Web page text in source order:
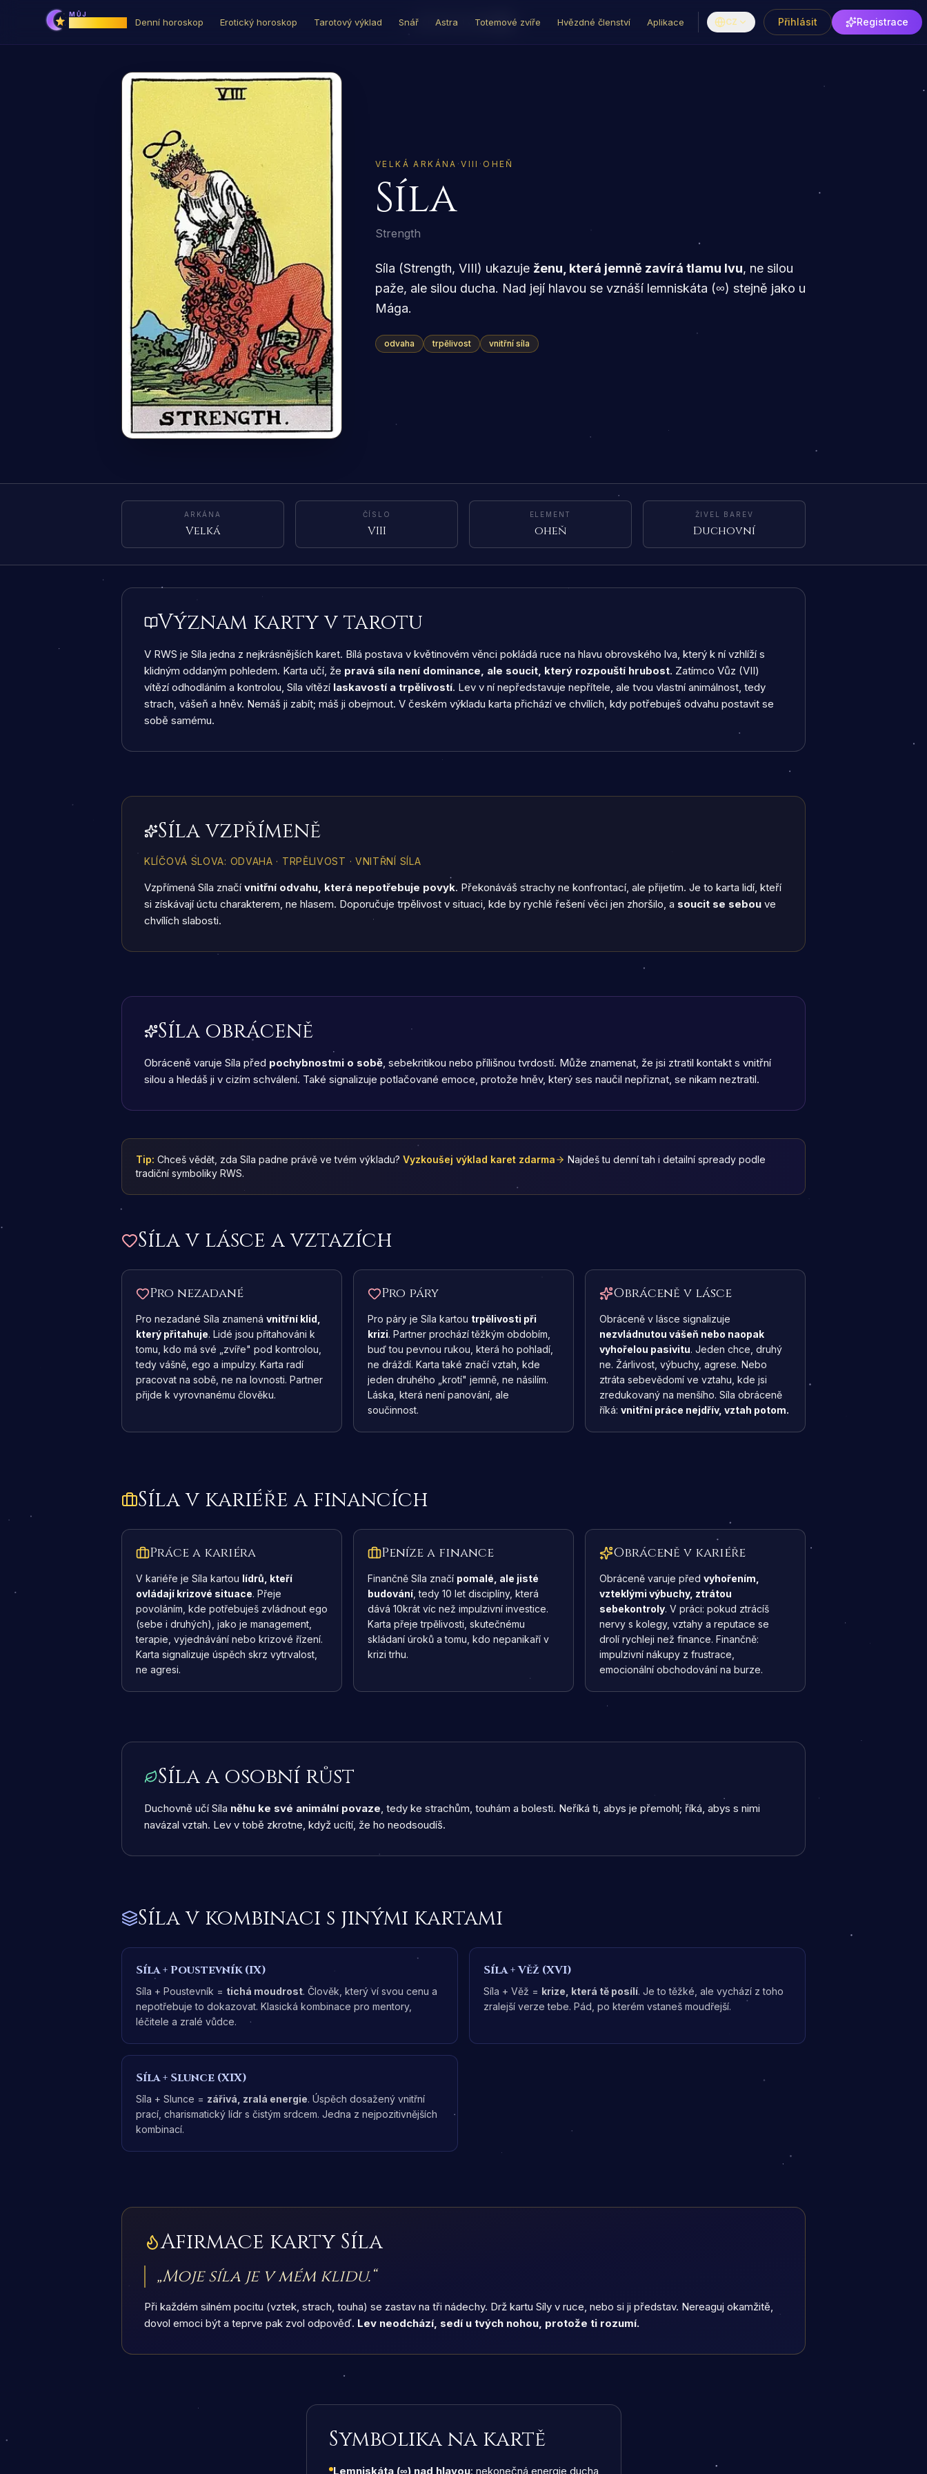
MŮJ
Denní horoskop Erotický horoskop Tarotový výklad Snář Astra Totemové zvíře Hvězdné členství Aplikace CZ Přihlásit Registrace
Domů›Tarot výklad›Síla
VELKÁ ARKÁNA ·VIII · OHEŇ
Síla
Strength
Síla (Strength, VIII) ukazuje ženu, která jemně zavírá tlamu lvu, ne silou
paže, ale silou ducha. Nad její hlavou se vznáší lemniskáta (∞) stejně jako u
Mága.
odvaha trpělivost vnitřní síla
ARKÁNA
Velká
ČÍSLO
VIII
ELEMENT
oheň
ŽIVEL BAREV
Duchovní
Význam karty v tarotu
V RWS je Síla jedna z nejkrásnějších karet. Bílá postava v květinovém věnci pokládá ruce na hlavu obrovského lva, který k ní vzhlíží s
klidným oddaným pohledem. Karta učí, že pravá síla není dominance, ale soucit, který rozpouští hrubost. Zatímco Vůz (VII)
vítězí odhodláním a kontrolou, Síla vítězí laskavostí a trpělivostí. Lev v ní nepředstavuje nepřítele, ale tvou vlastní animálnost, tedy
strach, vášeň a hněv. Nemáš ji zabít; máš ji obejmout. V českém výkladu karta přichází ve chvílích, kdy potřebuješ odvahu postavit se
sobě samému.
Síla vzpřímeně
KLÍČOVÁ SLOVA: ODVAHA · TRPĚLIVOST · VNITŘNÍ SÍLA
Vzpřímená Síla značí vnitřní odvahu, která nepotřebuje povyk. Překonáváš strachy ne konfrontací, ale přijetím. Je to karta lidí, kteří
si získávají úctu charakterem, ne hlasem. Doporučuje trpělivost v situaci, kde by rychlé řešení věci jen zhoršilo, a soucit se sebou ve
chvílích slabosti.
Síla obráceně
Obráceně varuje Síla před pochybnostmi o sobě, sebekritikou nebo přílišnou tvrdostí. Může znamenat, že jsi ztratil kontakt s vnitřní
silou a hledáš ji v cizím schválení. Také signalizuje potlačované emoce, protože hněv, který ses naučil nepřiznat, se nikam neztratil.
Tip: Chceš vědět, zda Síla padne právě ve tvém výkladu? Vyzkoušej výklad karet zdarma
Najdeš tu denní tah i detailní spready podle
tradiční symboliky RWS.
Síla v lásce a vztazích
Pro nezadané
Pro nezadané Síla znamená vnitřní klid,
který přitahuje. Lidé jsou přitahováni k
tomu, kdo má své „zvíře" pod kontrolou,
tedy vášně, ego a impulzy. Karta radí
pracovat na sobě, ne na lovnosti. Partner
přijde k vyrovnanému člověku.
Pro páry
Pro páry je Síla kartou trpělivosti při
krizi. Partner prochází těžkým obdobím,
buď tou pevnou rukou, která ho pohladí,
ne dráždí. Karta také značí vztah, kde
jeden druhého „krotí" jemně, ne násilím.
Láska, která není panování, ale
součinnost.
Obráceně v lásce
Obráceně v lásce signalizuje
nezvládnutou vášeň nebo naopak
vyhořelou pasivitu. Jeden chce, druhý
ne. Žárlivost, výbuchy, agrese. Nebo
ztráta sebevědomí ve vztahu, kde jsi
zredukovaný na menšího. Síla obráceně
říká: vnitřní práce nejdřív, vztah potom.
Síla v kariéře a financích
Práce a kariéra
V kariéře je Síla kartou lídrů, kteří
ovládají krizové situace. Přeje
povoláním, kde potřebuješ zvládnout ego
(sebe i druhých), jako je management,
terapie, vyjednávání nebo krizové řízení.
Karta signalizuje úspěch skrz vytrvalost,
ne agresi.
Peníze a finance
Finančně Síla značí pomalé, ale jisté
budování , tedy 10 let disciplíny, která
dává 10krát víc než impulzivní investice.
Karta přeje trpělivosti, skutečnému
skládaní úroků a tomu, kdo nepanikaří v
krizi trhu.
Obráceně v kariéře
Obráceně varuje před vyhořením,
vzteklými výbuchy, ztrátou
sebekontroly. V práci: pokud ztrácíš
nervy s kolegy, vztahy a reputace se
drolí rychleji než finance. Finančně:
impulzivní nákupy z frustrace,
emocionální obchodování na burze.
Síla a osobní růst
Duchovně učí Síla něhu ke své animální povaze, tedy ke strachům, touhám a bolesti. Neříká ti, abys je přemohl; říká, abys s nimi
navázal vztah. Lev v tobě zkrotne, když ucítí, že ho neodsoudíš.
Síla v kombinaci s jinými kartami
Síla+Poustevník (IX)
Síla + Poustevník = tichá moudrost. Člověk, který ví svou cenu a
nepotřebuje to dokazovat. Klasická kombinace pro mentory,
léčitele a zralé vůdce.
Síla+Věž (XVI)
Síla + Věž = krize, která tě posílí. Je to těžké, ale vychází z toho
zralejší verze tebe. Pád, po kterém vstaneš moudřejší.
Síla+ Slunce (XIX)
Síla + Slunce = zářivá, zralá energie. Úspěch dosažený vnitřní
prací, charismatický lídr s čistým srdcem. Jedna z nejpozitivnějších
kombinací.
Afirmace karty Síla
„Moje síla je v mém klidu.“
Při každém silném pocitu (vztek, strach, touha) se zastav na tři nádechy. Drž kartu Síly v ruce, nebo si ji představ. Nereaguj okamžitě,
dovol emoci být a teprve pak zvol odpověď. Lev neodchází, sedí u tvých nohou, protože ti rozumí.
Symbolika na kartě
Lemniskáta (∞) nad hlavou: nekonečná energie ducha